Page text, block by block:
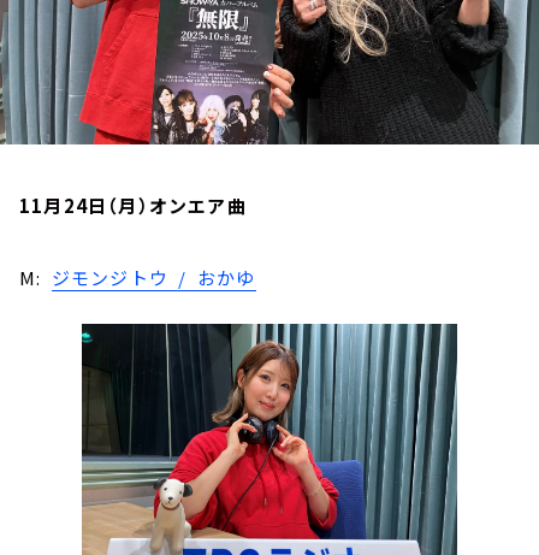
11月24日（月）オンエア曲
M: ジモンジトウ / おかゆ